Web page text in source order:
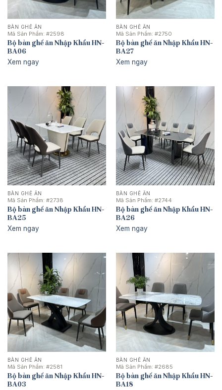
BÀN GHẾ ĂN
Mã Sản Phẩm: #2598
Bộ bàn ghế ăn Nhập Khẩu HN-
BA06
Xem ngay
BÀN GHẾ ĂN
Mã Sản Phẩm: #2750
Bộ bàn ghế ăn Nhập Khẩu HN-
BA27
Xem ngay
BÀN GHẾ ĂN
Mã Sản Phẩm: #2738
Bộ bàn ghế ăn Nhập Khẩu HN-
BA25
Xem ngay
BÀN GHẾ ĂN
Mã Sản Phẩm: #2744
Bộ bàn ghế ăn Nhập Khẩu HN-
BA26
Xem ngay
BÀN GHẾ ĂN
Mã Sản Phẩm: #2581
Bộ bàn ghế ăn Nhập Khẩu HN-
BA03
BÀN GHẾ ĂN
Mã Sản Phẩm: #2685
Bộ bàn ghế ăn Nhập Khẩu HN-
BA18